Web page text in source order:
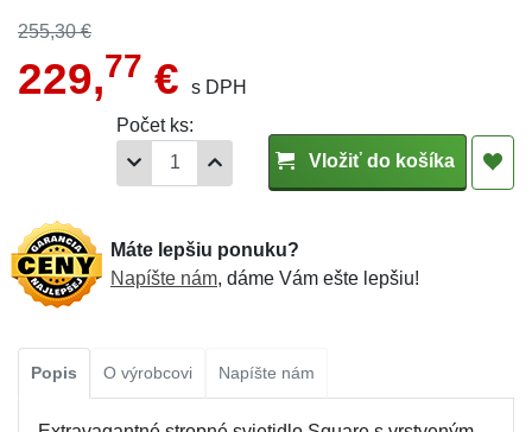
255,30 €
229,77 €
s DPH
Počet ks:
Vložiť do košíka
Máte lepšiu ponuku?
Napíšte nám, dáme Vám ešte lepšiu!
Popis O výrobcovi Napíšte nám